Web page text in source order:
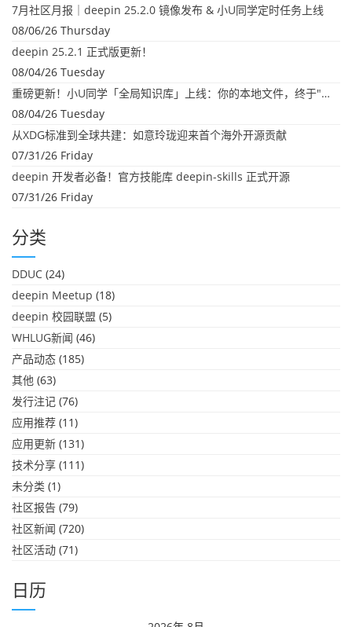
7月社区月报｜deepin 25.2.0 镜像发布 & 小U同学定时任务上线
08/06/26 Thursday
deepin 25.2.1 正式版更新！
08/04/26 Tuesday
重磅更新！小U同学「全局知识库」上线：你的本地文件，终于"活"起来了
08/04/26 Tuesday
从XDG标准到全球共建：如意玲珑迎来首个海外开源贡献
07/31/26 Friday
deepin 开发者必备！官方技能库 deepin-skills 正式开源
07/31/26 Friday
分类
DDUC (24)
deepin Meetup (18)
deepin 校园联盟 (5)
WHLUG新闻 (46)
产品动态 (185)
其他 (63)
发行注记 (76)
应用推荐 (11)
应用更新 (131)
技术分享 (111)
未分类 (1)
社区报告 (79)
社区新闻 (720)
社区活动 (71)
日历